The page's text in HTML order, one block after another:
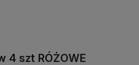
4 szt RÓŻOWE